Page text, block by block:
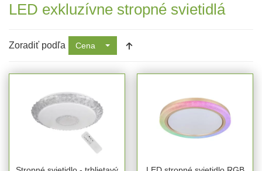
LED exkluzívne stropné svietidlá
Zoradiť podľa Cena